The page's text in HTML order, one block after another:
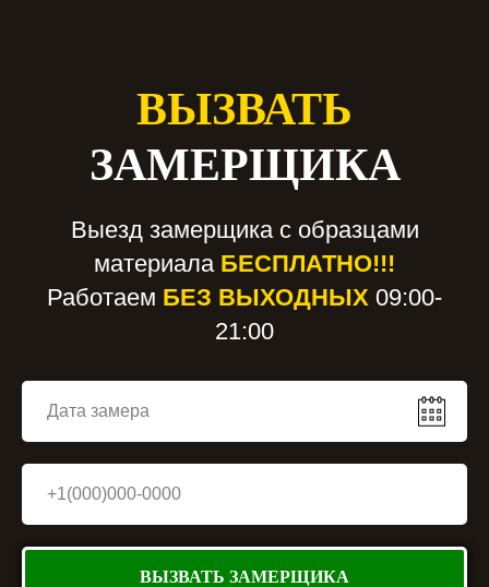
ВЫЗВАТЬ
ЗАМЕРЩИКА
Выезд замерщика с образцами
материала БЕСПЛАТНО!!!
Работаем БЕЗ ВЫХОДНЫХ 09:00-
21:00
ВЫЗВАТЬ ЗАМЕРЩИКА